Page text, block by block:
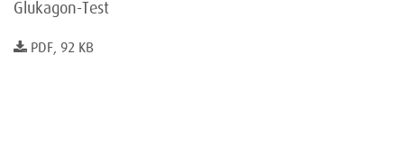
Glukagon-Test
PDF, 92 KB